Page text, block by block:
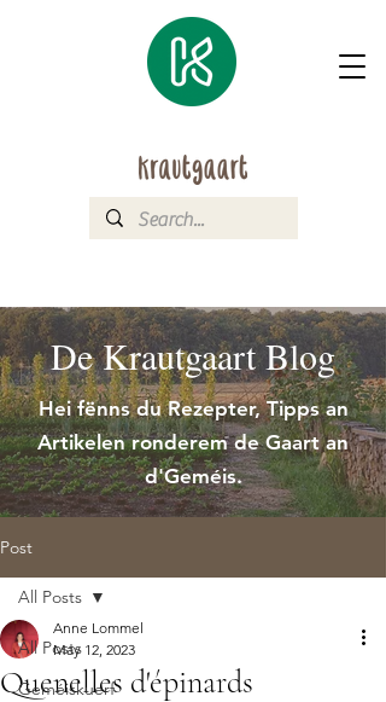
De Krautgaart Blog
Hei fënns du Rezepter, Tipps an
Artikelen ronderem de Gaart an
d'Geméis.
Post
All Posts
Geméiskuerf
All Posts
Quenelles d'épinards
Anne Lommel
May 12, 2023